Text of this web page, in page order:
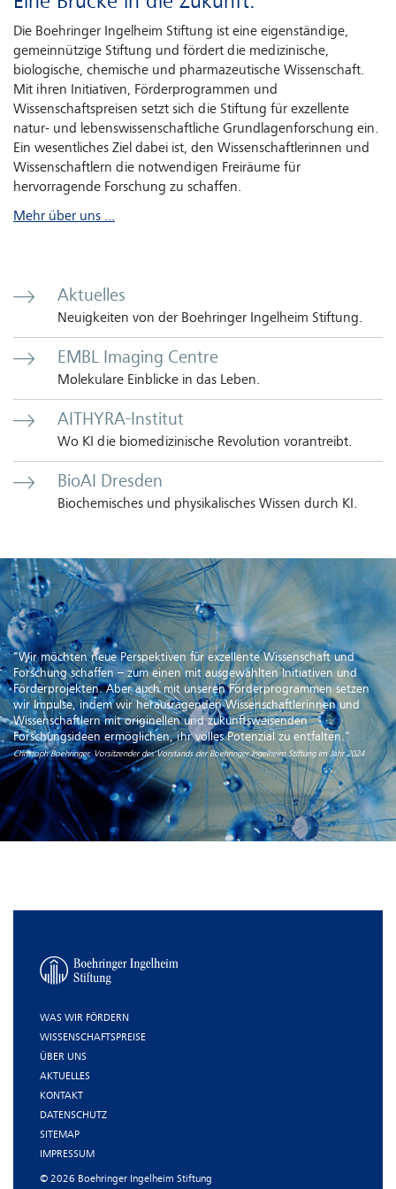
Die Boehringer Ingelheim Stiftung ist eine eigenständige,
gemeinnützige Stiftung und fördert die medizinische,
biologische, chemische und pharmazeutische Wissenschaft.
Mit ihren Initiativen, Förderprogrammen und
Wissenschaftspreisen setzt sich die Stiftung für exzellente
natur- und lebenswissenschaftliche Grundlagenforschung ein.
Ein wesentliches Ziel dabei ist, den Wissenschaftlerinnen und
Wissenschaftlern die notwendigen Freiräume für
hervorragende Forschung zu schaffen.
Mehr über uns ...
Aktuelles
Neuigkeiten von der Boehringer Ingelheim Stiftung.
EMBL Imaging Centre
Molekulare Einblicke in das Leben.
AITHYRA-Institut
Wo KI die biomedizinische Revolution vorantreibt.
BioAI Dresden
Biochemisches und physikalisches Wissen durch KI.
"Wir möchten neue Perspektiven für exzellente Wissenschaft und
Forschung schaffen – zum einen mit ausgewählten Initiativen und
Förderprojekten. Aber auch mit unseren Förderprogrammen setzen
wir Impulse, indem wir herausragenden Wissenschaftlerinnen und
Wissenschaftlern mit originellen und zukunftsweisenden
Forschungsideen ermöglichen, ihr volles Potenzial zu entfalten."
Christoph Boehringer, Vorsitzender des Vorstands der Boehringer Ingelheim Stiftung im Jahr 2024
WAS WIR FÖRDERN
WISSENSCHAFTSPREISE
ÜBER UNS
AKTUELLES
KONTAKT
DATENSCHUTZ
SITEMAP
IMPRESSUM
© 2026 Boehringer Ingelheim Stiftung